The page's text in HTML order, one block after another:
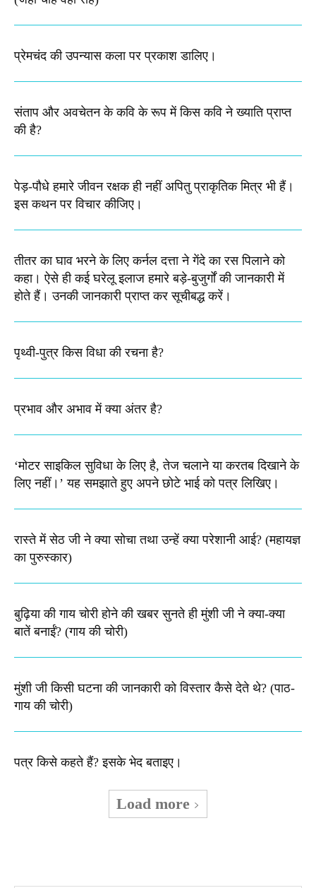
प्रेमचंद की उपन्यास कला पर प्रकाश डालिए।
संताप और अवचेतन के कवि के रूप में किस कवि ने ख्याति प्राप्त
की है?
पेड़-पौधे हमारे जीवन रक्षक ही नहीं अपितु प्राकृतिक मित्र भी हैं।
इस कथन पर विचार कीजिए।
तीतर का घाव भरने के लिए कर्नल दत्ता ने गेंदे का रस पिलाने को
कहा। ऐसे ही कई घरेलू इलाज हमारे बड़े-बुजुर्गों की जानकारी में
होते हैं। उनकी जानकारी प्राप्त कर सूचीबद्ध करें।
पृथ्वी-पुत्र किस विधा की रचना है?
प्रभाव और अभाव में क्या अंतर है?
‘मोटर साइकिल सुविधा के लिए है, तेज चलाने या करतब दिखाने के
लिए नहीं।’ यह समझाते हुए अपने छोटे भाई को पत्र लिखिए।
रास्ते में सेठ जी ने क्या सोचा तथा उन्हें क्या परेशानी आई? (महायज्ञ
का पुरुस्कार)
बुढ़िया की गाय चोरी होने की खबर सुनते ही मुंशी जी ने क्या-क्या
बातें बनाईं? (गाय की चोरी)
मुंशी जी किसी घटना की जानकारी को विस्तार कैसे देते थे​? (पाठ-
गाय की चोरी)
पत्र किसे कहते हैं? इसके भेद बताइए।
Load more